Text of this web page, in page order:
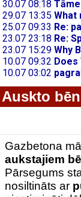
Auskto
Gazbetona
aukstajiem
Pārsegums
nosiltināts ar